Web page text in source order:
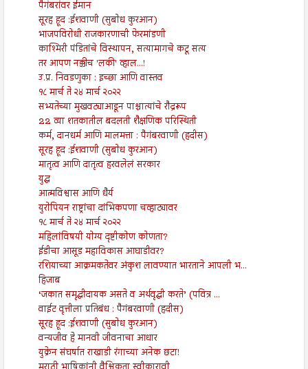
पैगंबरांवर ईमान
सूरह हूद :ईशवाणी (सुबोध कुरआन)
भाजपविरोधी राजकारणाची फेरमांडणी
काश्मिरी पंडितांचे विस्थापन, सत्यामागचे कटू सत्य
तर आपण नक्कीच 'लकी' व्हाल...!
उ.प्र. निवडणुका : इच्छा आणि वास्तव
१८ मार्च ते २४ मार्च २०२२
सभ्यतेच्या मुखवट्याआडून पाश्चात्यांचे रौद्ररूप
22 व्या शतकातील बदलती शैक्षणिक परिस्थिती
कर्म, दानधर्म आणि मालमत्ता : पैगंबरवाणी (हदीस)
सूरह हूद :ईशवाणी (सुबोध कुरआन)
मातृत्व आणि दातृत्व हरवलेलं सरकार
युद्ध
आत्मविश्वास आणि धैर्य
युरोपियन राष्ट्रांचा दांभिकपणा चव्हाट्यावर
१८ मार्च ते २४ मार्च २०२२
महिलांविषयी योग्य दृष्टीकोण कोणता?
ईडीचा आसूड महाविकास आघाडीवर?
रशियाच्या आक्रमकतेवर अंकुश लावण्यात भारताने आपली भ...
हिजाब
‘जकात समृद्धीदायक असते व अर्थवृद्धी करते’ (पवित्र ...
वाईट वृत्तीला प्रतिबंध : पैगंबरवाणी (हदीस)
सूरह हूद :ईशवाणी (सुबोध कुरआन)
वन्यजीव हे मानवी जीवनाचा आधार
युक्रेन संघर्षात राखाडी रंगाच्या अनेक छटा!